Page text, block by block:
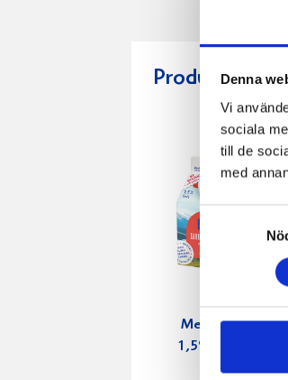
Denna
Vi
sociala
till de
med
Samtyckesval
Produkter i
Mellanmjölk
1,5% laktosfri
3dl